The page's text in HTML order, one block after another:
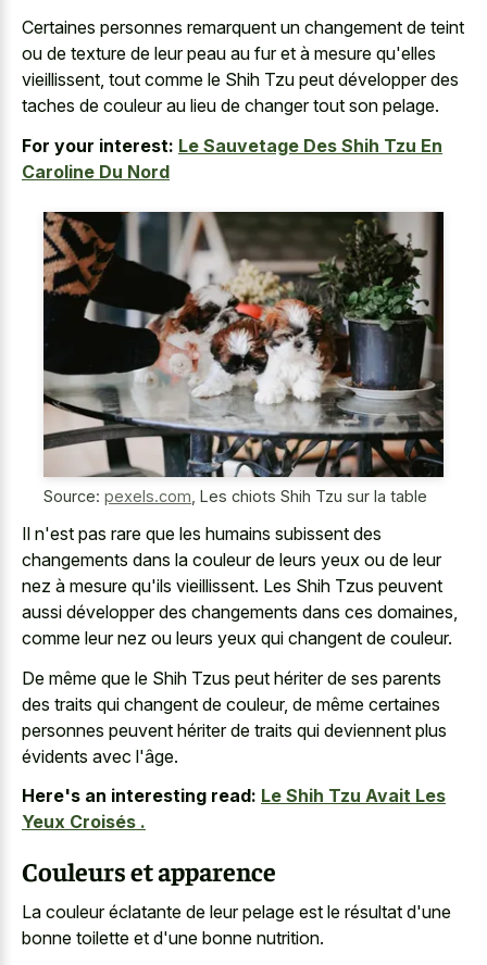
Certaines personnes remarquent un changement de teint
ou de texture de leur peau au fur et à mesure qu'elles
vieillissent, tout comme le Shih Tzu peut développer des
taches de couleur au lieu de changer tout son pelage.
For your interest: Le Sauvetage Des Shih Tzu En
Caroline Du Nord
Source: pexels.com Les chiots Shih Tzu sur la table
Il n'est pas rare que les humains subissent des
changements dans la couleur de leurs yeux ou de leur
nez à mesure qu'ils vieillissent. Les Shih Tzus peuvent
aussi développer des changements dans ces domaines,
comme leur nez ou leurs yeux qui changent de couleur.
De même que le Shih Tzus peut hériter de ses parents
des traits qui changent de couleur, de même certaines
personnes peuvent hériter de traits qui deviennent plus
évidents avec l'âge.
Here's an interesting read: Le Shih Tzu Avait Les
Yeux Croisés .
Couleurs et apparence
La couleur éclatante de leur pelage est le résultat d'une
bonne toilette et d'une bonne nutrition.